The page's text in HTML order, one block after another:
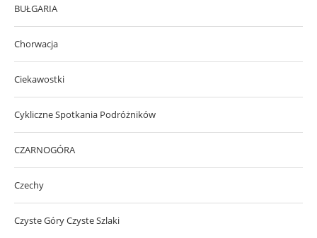
BUŁGARIA
Chorwacja
Ciekawostki
Cykliczne Spotkania Podróżników
CZARNOGÓRA
Czechy
Czyste Góry Czyste Szlaki